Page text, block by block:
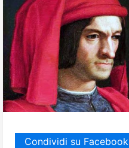
Condividi su Facebook